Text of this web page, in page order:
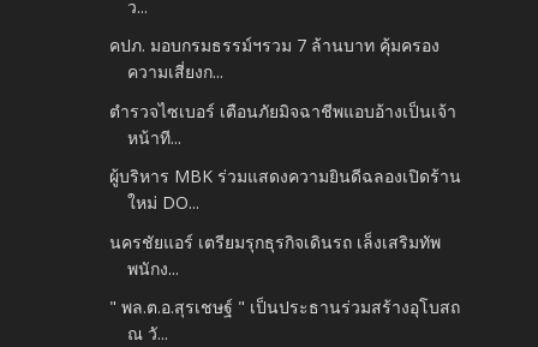
ว...
คปภ. มอบกรมธรรม์ฯรวม 7 ล้านบาท คุ้มครอง
ความเสี่ยงก...
ตำรวจไซเบอร์ เตือนภัยมิจฉาชีพแอบอ้างเป็นเจ้า
หน้าที...
ผู้บริหาร MBK ร่วมแสดงความยินดีฉลองเปิดร้าน
ใหม่ DO...
นครชัยแอร์ เตรียมรุกธุรกิจเดินรถ เล็งเสริมทัพ
พนักง...
" พล.ต.อ.สุรเชษฐ์ " เป็นประธานร่วมสร้างอุโบสถ
ณ วั...